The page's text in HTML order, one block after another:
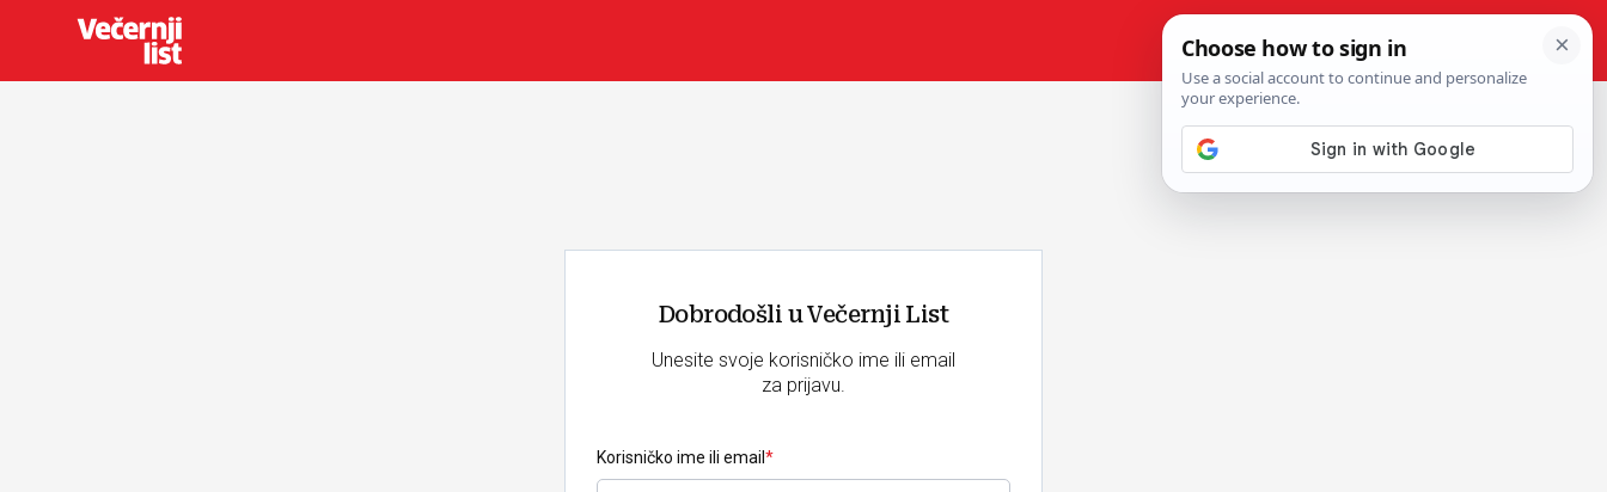
Dobrodošli u Večernji List
Unesite svoje korisničko ime ili email
za prijavu.
Korisničko ime ili email